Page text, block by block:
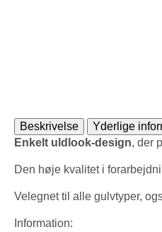
Beskrivelse
Yderlige
Enkelt uldlook-design, der
Den høje kvalitet i
Velegnet til alle gulvtyper,
Information: